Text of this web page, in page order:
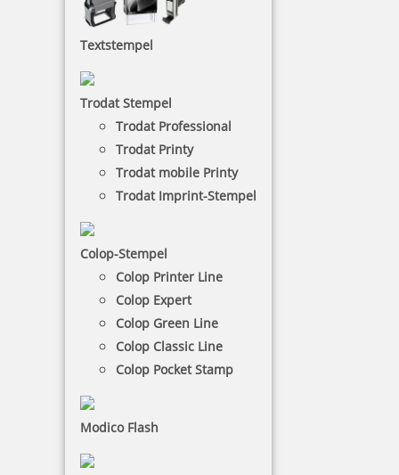
Textstempel
Trodat Stempel
Trodat Professional
Trodat Printy
Trodat mobile Printy
Trodat Imprint-Stempel
Colop-Stempel
Colop Printer Line
Colop Expert
Colop Green Line
Colop Classic Line
Colop Pocket Stamp
Modico Flash
Mit Woodies Holzstempeln ist man für viele Anlässe
gewappnet. Für Bastelfreunde stehen verschiedene
Themensets sowie passende Stempelkissen in
wunderschönen Farben zur Auswahl.
€+
45 Artikel in der Kategorie
Colop WOODIES Stempelkissen Gelbtöne